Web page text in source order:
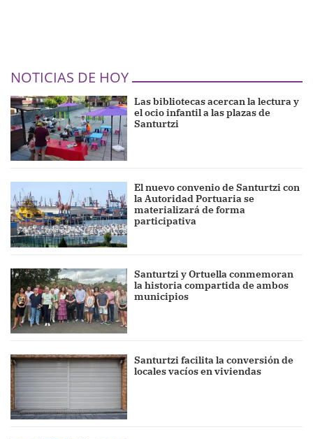
NOTICIAS DE HOY
Las bibliotecas acercan la lectura y
el ocio infantil a las plazas de
Santurtzi
El nuevo convenio de Santurtzi con
la Autoridad Portuaria se
materializará de forma
participativa
Santurtzi y Ortuella conmemoran
la historia compartida de ambos
municipios
Santurtzi facilita la conversión de
locales vacíos en viviendas